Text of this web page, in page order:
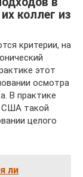
коллег из
критерии, на
этот
осмотра
В практике
США такой
целого
ли